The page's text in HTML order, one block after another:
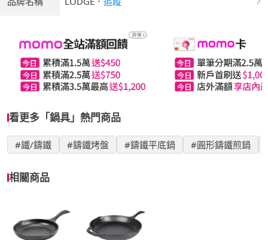
看更多「鍋具」熱門商品
#鐵/鑄鐵 #鑄鐵烤盤 #鑄鐵平底鍋 #圓形鑄鐵煎鍋
相關商品